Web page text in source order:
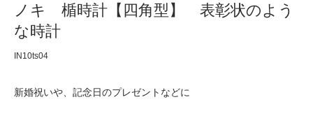
ノキ 楯時計【四角型】 表彰状のよう
な時計
IN10ts04
新婚祝いや、記念日のプレゼントなどに